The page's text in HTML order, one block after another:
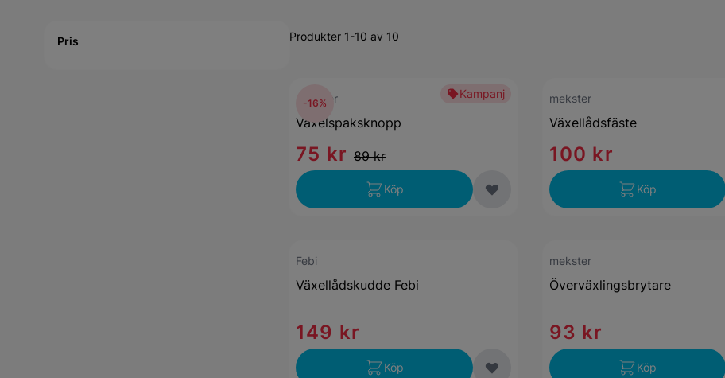
Pris Produkter 1-10 av 10
Kampanj
mekster
Växelspaksknopp
75 kr 89 kr
-16%
Köp
mekster
Växellådsfäste
100 kr
Köp
Febi
Växellådskudde Febi
149 kr
Köp
mekster
Överväxlingsbrytare
93 kr
Köp